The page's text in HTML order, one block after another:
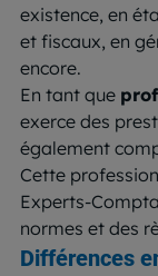
existence, en
et fiscaux, en
encore.
En tant que
exerce des
également
Cette
Experts-
normes et des
Différences